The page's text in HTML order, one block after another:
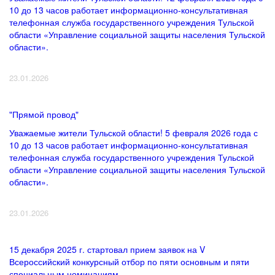
10 до 13 часов работает информационно-консультативная
телефонная служба государственного учреждения Тульской
области «Управление социальной защиты населения Тульской
области».
23.01.2026
"Прямой провод"
Уважаемые жители Тульской области! 5 февраля 2026 года с
10 до 13 часов работает информационно-консультативная
телефонная служба государственного учреждения Тульской
области «Управление социальной защиты населения Тульской
области».
23.01.2026
15 декабря 2025 г. стартовал прием заявок на V
Всероссийский конкурсный отбор по пяти основным и пяти